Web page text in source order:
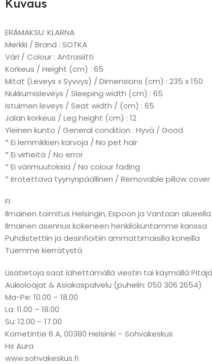
Kuvaus
ERÄMAKSU: KLARNA
Merkki / Brand : SOTKA
Väri / Colour : Antrasiitti
Korkeus / Height (cm) : 65
Mitat (Leveys x Syvvys) / Dimensions (cm) : 235 x 150
Nukkumisleveys / Sleeping width (cm) : 65
Istuimen leveys / Seat width / (cm) : 65
Jalan korkeus / Leg height (cm) : 12
Yleinen kunto / General condition : Hyvä / Good
* Ei lemmikkien karvoja / No pet hair
* Ei virheitä / No error
* Ei värimuutoksia / No colour fading
* Irrotettava tyynynpäällinen / Removable pillow cover
FI
Ilmainen toimitus Helsingin, Espoon ja Vantaan alueella
Ilmainen asennus kokeneen henkilökuntamme kanssa
Puhdistettiin ja desinfioitiin ammattimaisilla koneilla
Tuemme kierrätystä
Lisätietoja saat lähettämällä viestin tai käymällä
Aukioloajat & Asiakaspalvelu (puhelin: 050 306 2654)
Ma-Pe: 10.00 – 18.00
La: 11.00 – 18.00
Su: 12.00 – 17.00
Kornetintie 6 A, 00380 Helsinki – Sohvakeskus
Hs Aura
www.sohvakeskus.fi